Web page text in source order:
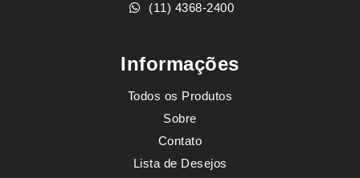
(11) 4368-2400
Informações
Todos os Produtos
Sobre
Contato
Lista de Desejos